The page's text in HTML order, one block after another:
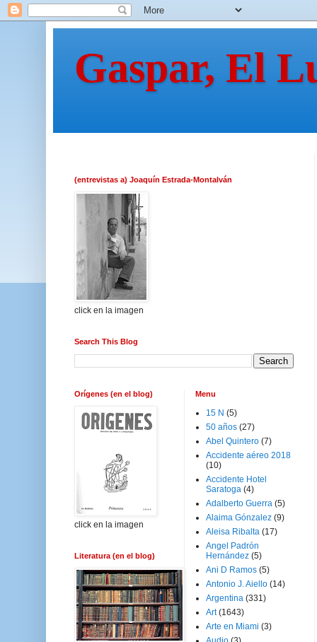
Gaspar, El
(entrevistas a) Joaquín Estrada-Montalván
click en la imagen
Search This Blog
Orígenes (en el blog)
click en la imagen
Literatura (en el blog)
Menu
15 N (5)
50 años (27)
Abel Quintero (7)
Accidente aéreo 2018
(10)
Accidente Hotel
Saratoga (4)
Adalberto Guerra (5)
Alaima Gónzalez (9)
Aleisa Ribalta (17)
Angel Padrón
Hernández (5)
Ani D Ramos (5)
Antonio J. Aiello (14)
Argentina (331)
Art (1643)
Arte en Miami (3)